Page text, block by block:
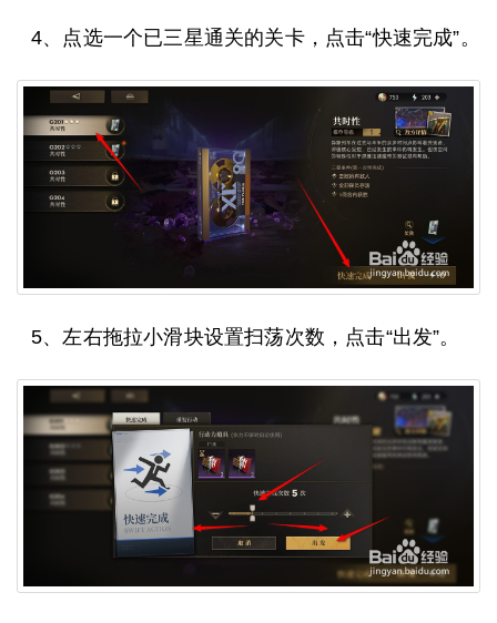
4、点选一个已三星通关的关卡，点击“快速完成”。
5、左右拖拉小滑块设置扫荡次数，点击“出发”。